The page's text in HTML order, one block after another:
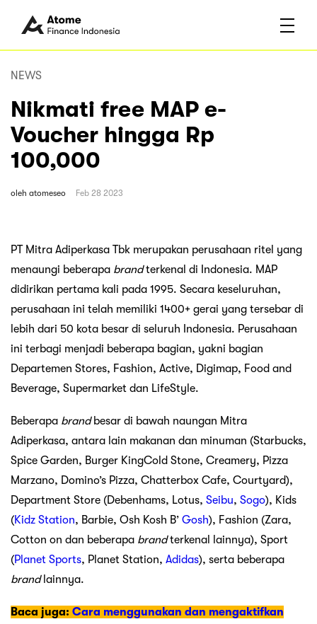
NEWS
Nikmati free MAP e-
Voucher hingga Rp
100,000
oleh atomeseo Feb 28 2023
PT Mitra Adiperkasa Tbk merupakan perusahaan ritel yang
menaungi beberapa brandterkenal di Indonesia. MAP
didirikan pertama kali pada 1995. Secara keseluruhan,
perusahaan ini telah memiliki 1400+ gerai yang tersebar di
lebih dari 50 kota besar di seluruh Indonesia. Perusahaan
ini terbagi menjadi beberapa bagian, yakni bagian
Departemen Stores, Fashion, Active, Digimap, Food and
Beverage, Supermarket dan LifeStyle.
Beberapa brandbesar di bawah naungan Mitra
Adiperkasa, antara lain makanan dan minuman (Starbucks,
Spice Garden, Burger KingCold Stone, Creamery, Pizza
Marzano, Domino’s Pizza, Chatterbox Cafe, Courtyard),
Department Store (Debenhams, Lotus, Seibu, Sogo), Kids
(Kidz Station, Barbie, Osh Kosh B’ Gosh), Fashion (Zara,
Cotton on dan beberapa brandterkenal lainnya), Sport
(Planet Sports, Planet Station, Adidas), serta beberapa
brandlainnya.
Baca juga: Cara menggunakan dan mengaktifkan